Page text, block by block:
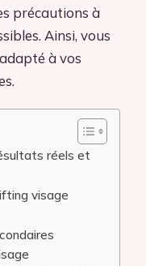
précautions à
Ainsi, vous
à vos
réels et
visage